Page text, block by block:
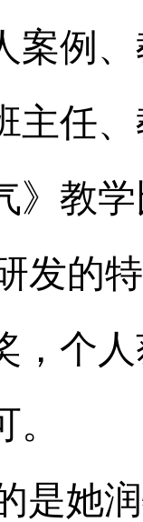
案例
主任
》教
发的
，个
是她